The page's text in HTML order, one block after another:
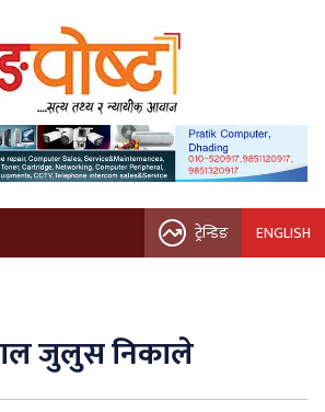
ट्रेन्डिङ ENGLISH
जुलुस निकाले